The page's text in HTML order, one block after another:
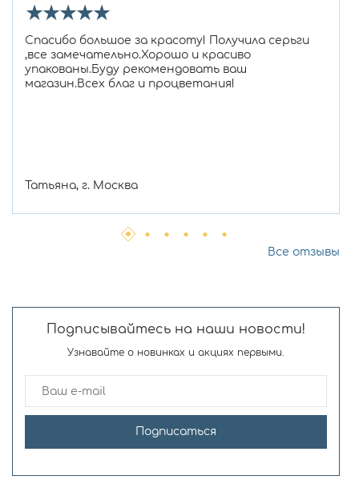
★★★★★
Спасибо большое за красоту! Получила серьги
,все замечательно.Хорошо и красиво
упакованы.Буду рекомендовать ваш
магазин.Всех благ и процветания!
Татьяна, г. Москва
Все отзывы
Подписывайтесь на наши новости!
Узнавайте о новинках и акциях первыми.
Подписаться